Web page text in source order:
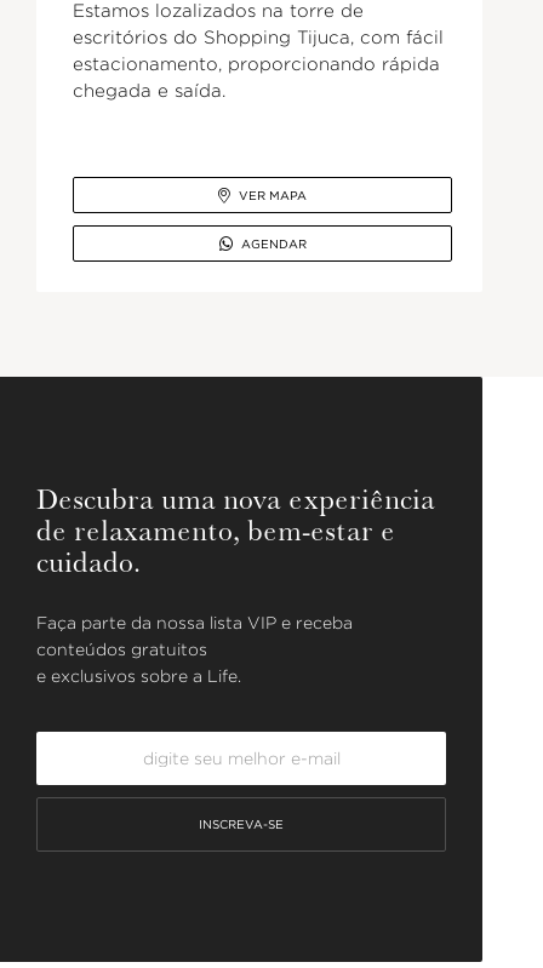
Estamos lozalizados na torre de
escritórios do Shopping Tijuca, com fácil
estacionamento, proporcionando rápida
chegada e saída.
 VER MAPA
 AGENDAR
Descubra uma nova experiência
de relaxamento, bem-estar e
cuidado.
Faça parte da nossa lista VIP e receba
conteúdos gratuitos
e exclusivos sobre a Life.